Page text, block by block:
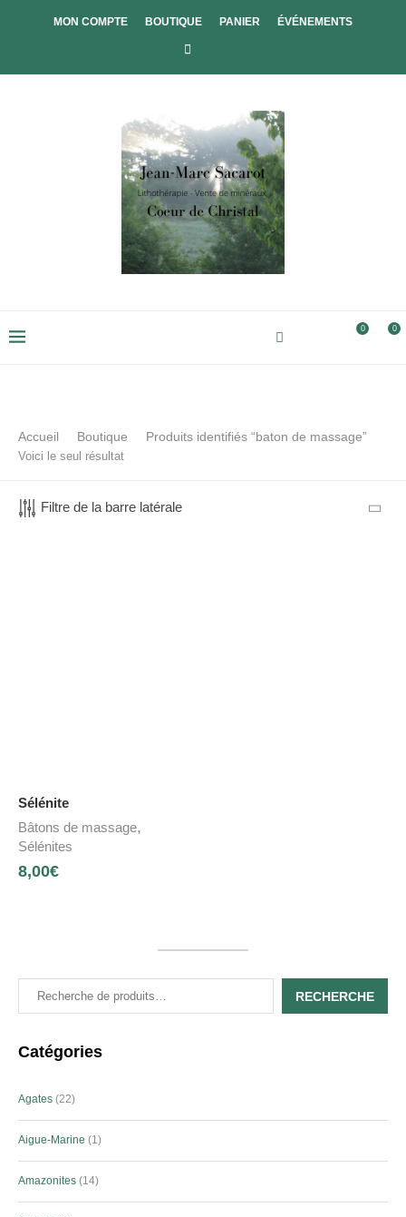
MON COMPTE BOUTIQUE PANIER ÉVÉNEMENTS
0 0
Accueil Boutique Produits identifiés “baton de massage”
Voici le seul résultat
Filtre de la barre latérale
Sélénite
Bâtons de massage,
Sélénites
8,00€
RECHERCHE
Catégories
Agates 22
Aigue-Marine 1
Amazonites 14